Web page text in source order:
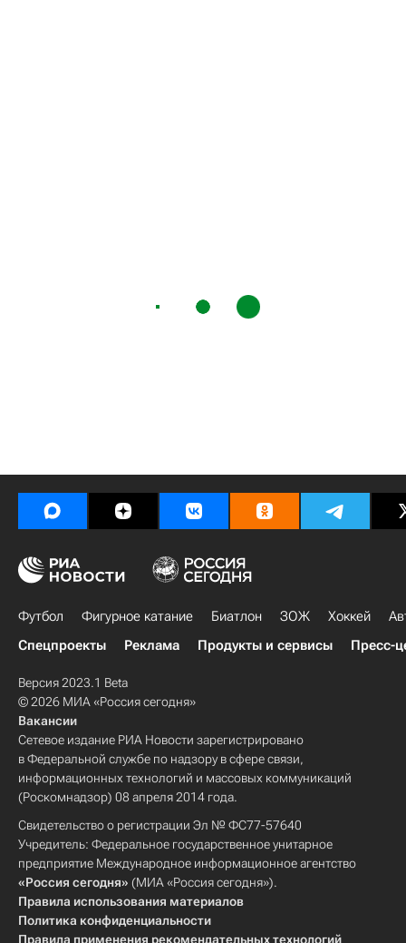
Футбол Фигурное катание Биатлон ЗОЖ Хоккей
Спецпроекты
Реклама Продукты и сервисы Пресс-
Версия 2023.1 Beta
© 2026 МИА «Россия сегодня»
Вакансии
Сетевое издание РИА Новости зарегистрировано
в Федеральной службе по надзору в сфере связи,
информационных технологий и массовых коммуникаций
(Роскомнадзор) 08 апреля 2014 года.
Свидетельство о регистрации Эл № ФС77-57640
Учредитель: Федеральное государственное унитарное
предприятие Международное информационное агентство
«Россия сегодня» (МИА «Россия сегодня»).
Правила использования материалов
Политика конфиденциальности
Правила применения рекомендательных технологий